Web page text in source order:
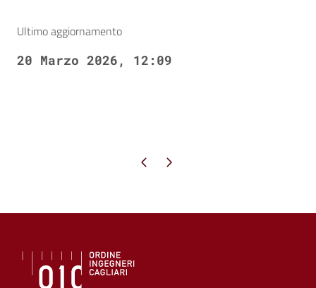
Ultimo aggiornamento
20 Marzo 2026, 12:09
Pagina precedente
Pagina successiva